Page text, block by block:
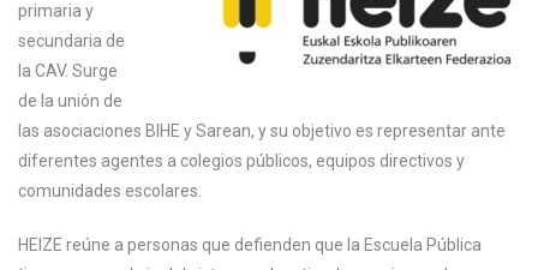
primaria y
secundaria de
la CAV. Surge
de la unión de
las asociaciones BIHE y Sarean, y su objetivo es representar ante
diferentes agentes a colegios públicos, equipos directivos y
comunidades escolares.
HEIZE reúne a personas que defienden que la Escuela Pública